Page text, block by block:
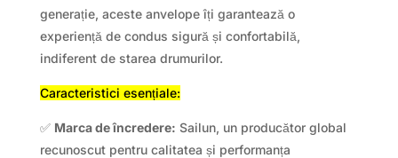
generație, aceste anvelope îți garantează o
experiență de condus sigură și confortabilă,
indiferent de starea drumurilor.
Caracteristici esențiale:
✅ Marca de încredere: Sailun, un producător global
recunoscut pentru calitatea și performanța